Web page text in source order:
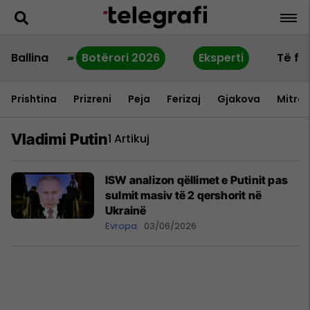
Ballina Botërori 2026 Eksperti Të
Prishtina Prizreni Peja Ferizaj Gjakova
Vladimi Putin1 Artikuj
ISW analizon qëllimet e Putinit pas
sulmit masiv të 2 qershorit në
Ukrainë
Evropa 03/06/2026